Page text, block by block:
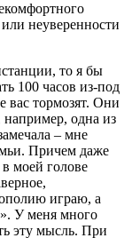
неуверенности
то я бы
100 часов из-под
вас тормозят. Они
одна из
– мне
Причем даже
моей голове
играю, а
У меня много
эту мысль. При